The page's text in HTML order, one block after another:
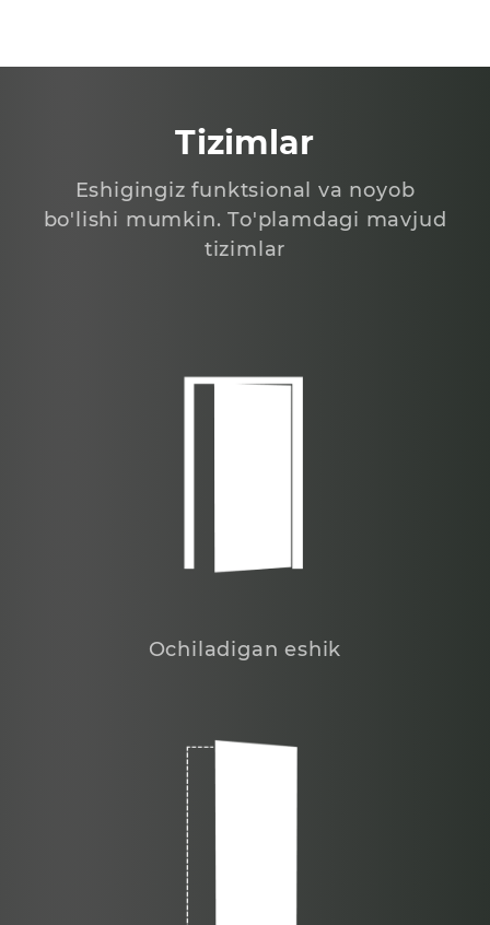
Tizimlar
Eshigingiz funktsional va noyob
bo'lishi mumkin. To'plamdagi mavjud
tizimlar
Ochiladigan eshik